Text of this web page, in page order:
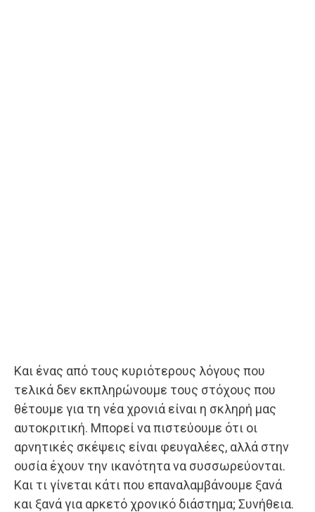
Και ένας από τους κυριότερους λόγους που
τελικά δεν εκπληρώνουμε τους στόχους που
θέτουμε για τη νέα χρονιά είναι η σκληρή μας
αυτοκριτική. Μπορεί να πιστεύουμε ότι οι
αρνητικές σκέψεις είναι φευγαλέες, αλλά στην
ουσία έχουν την ικανότητα να συσσωρεύονται.
Και τι γίνεται κάτι που επαναλαμβάνουμε ξανά
και ξανά για αρκετό χρονικό διάστημα; Συνήθεια.